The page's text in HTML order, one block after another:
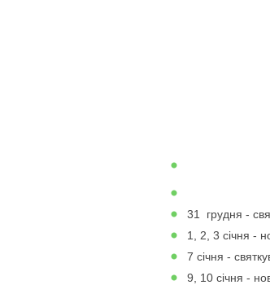
31 грудня -
1, 2, 3 січня -
7 січня -
9, 10 січня -